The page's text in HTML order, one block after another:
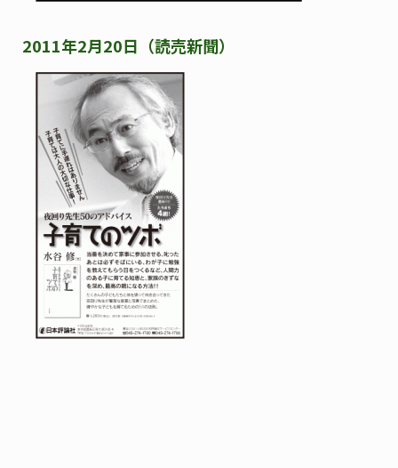
2011年2月20日（読売新聞）